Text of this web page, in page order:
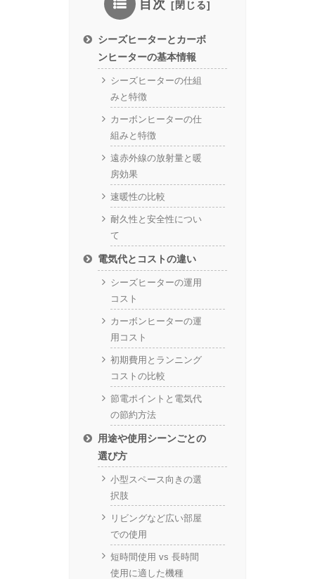
目次
シーズヒーターとカーボ
ンヒーターの基本情報
シーズヒーターの仕組
みと特徴
カーボンヒーターの仕
組みと特徴
遠赤外線の放射量と暖
房効果
速暖性の比較
耐久性と安全性につい
て
電気代とコストの違い
シーズヒーターの運用
コスト
カーボンヒーターの運
用コスト
初期費用とランニング
コストの比較
節電ポイントと電気代
の節約方法
用途や使用シーンごとの
選び方
小型スペース向きの選
択肢
リビングなど広い部屋
での使用
短時間使用 vs 長時間
使用に適した機種